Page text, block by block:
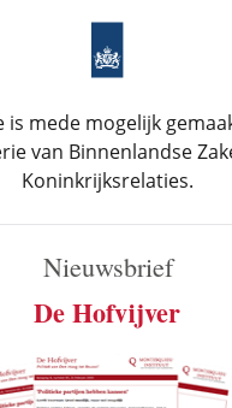
is mede mogelijk
van Binnenlandse
Koninkrijksrelaties.
Nieuwsbrief
De Hofvijver